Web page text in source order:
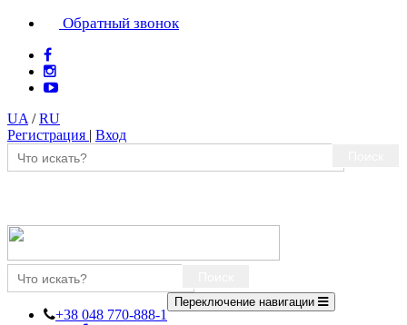
Обратный звонок
UA /RU
Регистрация | Вход
+38 048 770-888-1
Переключение навигации